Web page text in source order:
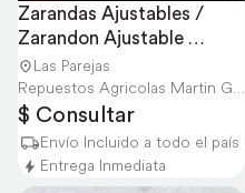
Zarandas Ajustables /
Zarandon Ajustable
Consúltanos
Las Parejas
Repuestos Agricolas Martin Gorr S.R.L.
$ Consultar
Envío Incluido a todo el país
Entrega Inmediata